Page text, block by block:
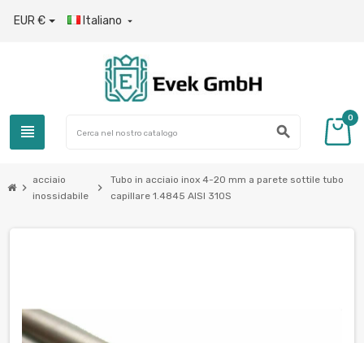
EUR € Italiano 
view_headline search
0
chevron_right
acciaio
inossidabile
chevron_right
Tubo in acciaio inox 4-20 mm a parete sottile tubo
capillare 1.4845 AISI 310S